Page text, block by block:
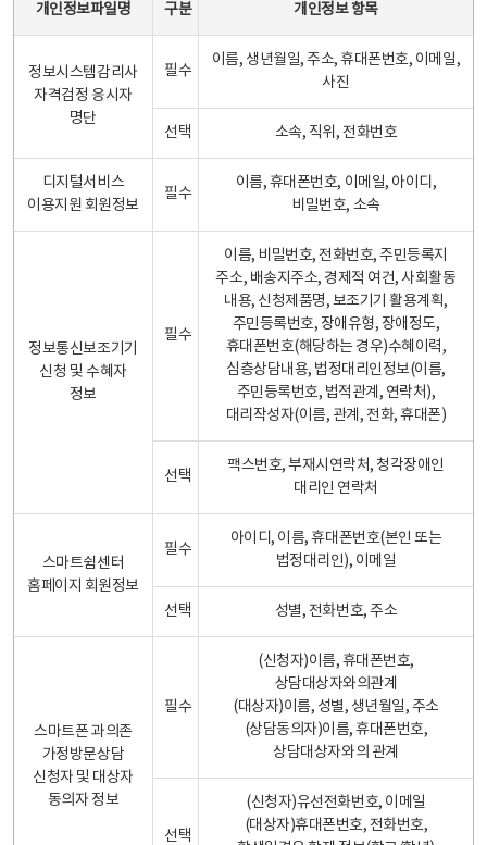
개인정보파일명 구분 개인정보 항목
정보시스템감리사
자격검정 응시자
명단
필수
이름, 생년월일, 주소, 휴대폰번호, 이메일,
사진
선택 소속, 직위, 전화번호
디지털서비스
이용지원 회원정보
필수
이름, 휴대폰번호, 이메일, 아이디,
비밀번호, 소속
정보통신보조기기
신청 및 수혜자
정보
필수
이름, 비밀번호, 전화번호, 주민등록지
주소, 배송지주소, 경제적 여건, 사회활동
내용, 신청제품명, 보조기기 활용계획,
주민등록번호, 장애유형, 장애정도,
휴대폰번호(해당하는 경우)수혜이력,
심층상담내용, 법정대리인정보(이름,
주민등록번호, 법적관계, 연락처),
대리작성자(이름, 관계, 전화, 휴대폰)
선택
팩스번호, 부재시연락처, 청각장애인
대리인 연락처
스마트쉼센터
홈페이지 회원정보
필수
아이디, 이름, 휴대폰번호(본인 또는
법정대리인), 이메일
선택 성별, 전화번호, 주소
스마트폰 과의존
가정방문상담
신청자 및 대상자
동의자 정보
필수
(신청자)이름, 휴대폰번호,
상담대상자와의관계
(대상자)이름, 성별, 생년월일, 주소
(상담동의자)이름, 휴대폰번호,
상담대상자와의 관계
선택
(신청자)유선전화번호, 이메일
(대상자)휴대폰번호, 전화번호,